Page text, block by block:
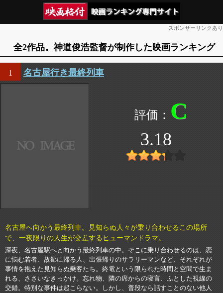
スポンサーリンクあり
全2作品。神道俊浩監督が制作した映画ランキング
1 名古屋行き最終列車
C
3.18
名古屋へ向かう最終列車。見知らぬ人々が乗り合わせるこの場所
で、一夜限りの人生が交差するヒューマンドラマ。
深夜、名古屋駅へと向かう最終列車の中。そこに乗り合わせるのは、恋
に悩む若者、故郷に帰る人、出張帰りのサラリーマンなど、それぞれが
事情を抱えた見知らぬ乗客たち。終電という限られた時間と空間で生ま
れる、ささいなきっかけ。忘れ物、隣の席からの寝言、ふとした視線の
交錯。特別な事件は起こらない。しかし、普段なら話すことのない他人